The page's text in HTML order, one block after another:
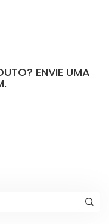
ENVIE UMA